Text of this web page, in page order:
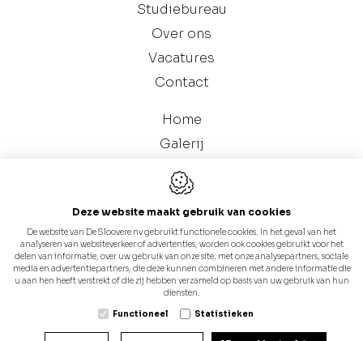
Studiebureau
Over ons
Vacatures
Contact
Home
Galerij
Catalogus (Betonnen Putten)
Webdesign by IDcreation 2024
Cookie policy
Deze website maakt gebruik van cookies
De website van De Sloovere nv gebruikt functionele cookies. In het geval van het
analyseren van websiteverkeer of advertenties, worden ook cookies gebruikt voor het
delen van informatie, over uw gebruik van onze site, met onze analysepartners, sociale
media en advertentiepartners, die deze kunnen combineren met andere informatie die
u aan hen heeft verstrekt of die zij hebben verzameld op basis van uw gebruik van hun
diensten.
Functioneel
Statistieken